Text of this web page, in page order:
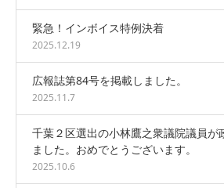
緊急！インボイス特例決着
2025.12.19
広報誌第84号を掲載しました。
2025.11.7
千葉２区選出の小林鷹之衆議院議員が
ました。おめでとうございます。
2025.10.6